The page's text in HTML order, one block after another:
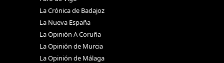
La Crónica de Badajoz
La Nueva España
La Opinión A Coruña
La Opinión de Murcia
La Opinión de Málaga